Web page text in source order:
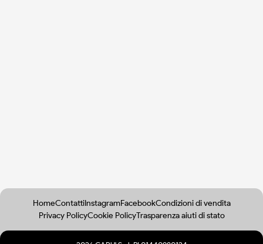
HomeContattiInstagramFacebookCondizioni di vendita
Privacy PolicyCookie PolicyTrasparenza aiuti di stato